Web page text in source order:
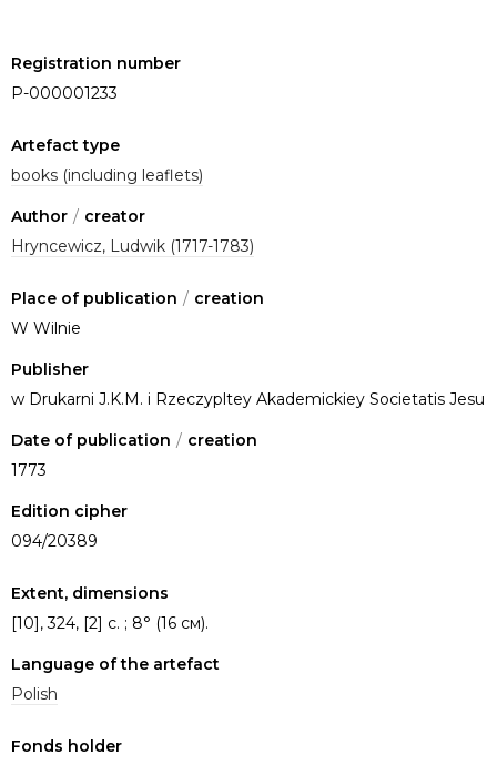
Registration number
P-000001233
Artefact type
books (including leaflets)
Author / creator
Hryncewicz, Ludwik (1717-1783)
Place of publication / creation
W Wilnie
Publisher
w Drukarni J.K.M. i Rzeczypltey Akademickiey Societatis Jesu
Date of publication / creation
1773
Edition cipher
094/20389
Extent, dimensions
[10], 324, [2] c. ; 8° (16 см).
Language of the artefact
Polish
Fonds holder